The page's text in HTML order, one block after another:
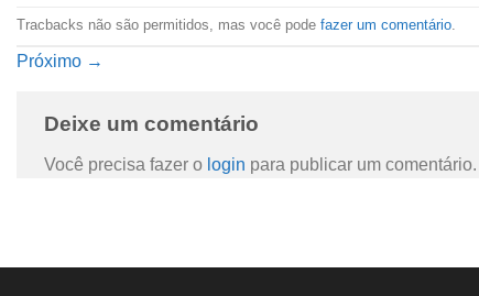
Tracbacks não são permitidos, mas você pode fazer um comentário
Próximo →
Deixe um comentário
Você precisa fazer o login para publicar um comentário.